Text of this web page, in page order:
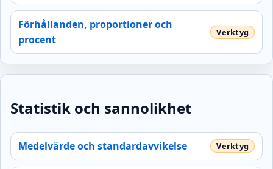
Förhållanden, proportioner och
procent
Statistik och sannolikhet
Medelvärde och standardavvikelse